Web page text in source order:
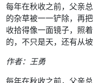
每年在秋收之前，父亲
的杂草被一一铲除，再
收拾得像一面镜子，照
的，不只是天，还有从
作者：王勇